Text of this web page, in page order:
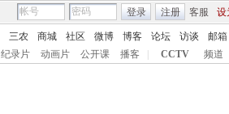
客服 设
登录 注册
三农 商城 社区 微博 博客 论坛 访谈 邮箱
纪录片 动画片 公开课 播客 CCTV 频道